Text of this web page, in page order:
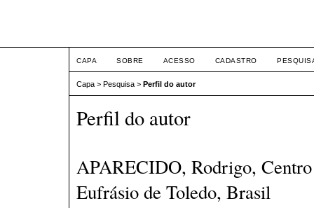
CAPA SOBRE ACESSO CADASTRO
Capa > Pesquisa > Perfil do autor
Perfil do autor
APARECIDO, Rodrigo,
Eufrásio de Toledo, Brasil